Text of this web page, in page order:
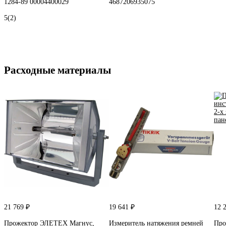
1284-89 00004400029
5(2)
4687206935075
Расходные материалы
21 769 ₽
Прожектор ЭЛЕТЕХ Магнус,
19 641 ₽
Измеритель натяжения ремней
12